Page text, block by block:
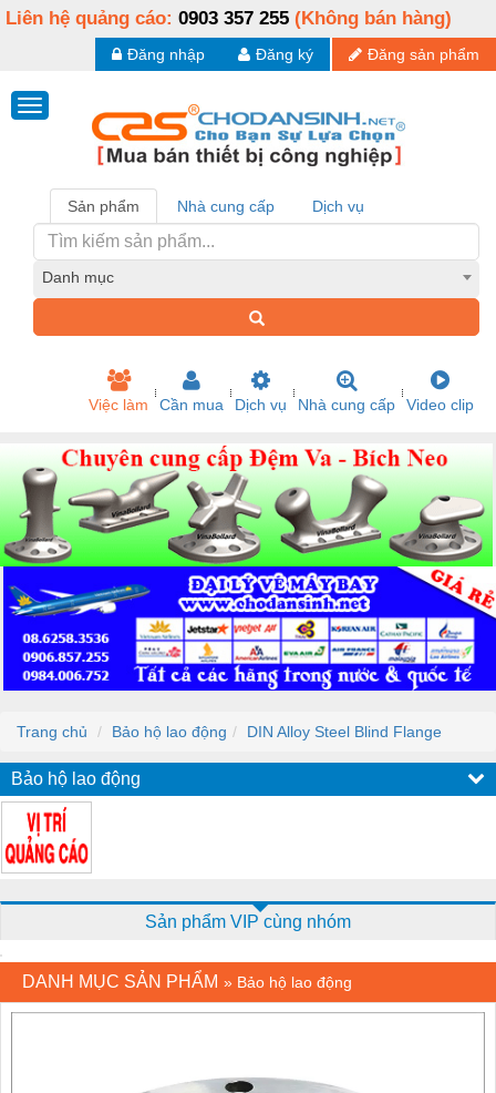
Liên hệ quảng cáo: 0903 357 255 (Không bán hàng)
Đăng sản phẩm
Đăng ký
Đăng nhập
Sản phẩm Nhà cung cấp Dịch vụ
Danh mục
Việc làm Cần mua Dịch vụ Nhà cung cấp Video clip
Trang chủ Bảo hộ lao động DIN Alloy Steel Blind Flange
Bảo hộ lao động
Sản phẩm VIP cùng nhóm
DANH MỤC SẢN PHẨM » Bảo hộ lao động